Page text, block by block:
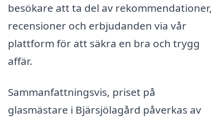
besökare att ta del av rekommendationer,
recensioner och erbjudanden via vår
plattform för att säkra en bra och trygg
affär.
Sammanfattningsvis, priset på
glasmästare i Bjärsjölagård påverkas av